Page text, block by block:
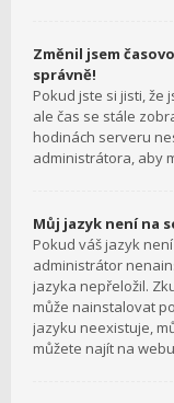
Změnil jsem
správně!
Pokud jste si jisti, že
ale čas se stále
hodinách serveru
administrátora, aby
Můj jazyk není na
Pokud váš jazyk
administrátor
jazyka nepřeložil.
může nainstalovat
jazyku neexistuje,
můžete najít na webu